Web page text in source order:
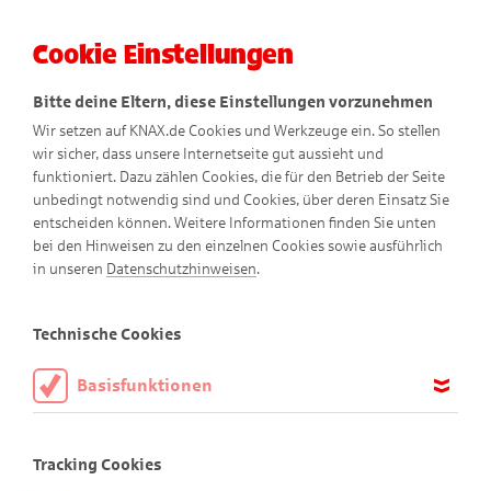
So entsteht ein KNAX-
Co
seinem Team jedes Jahr viele neue und lustige Geschichten.
Cookie Einstellungen
Bitte deine Eltern, diese Einstellungen vorzunehmen
Wir setzen auf KNAX.de Cookies und Werkzeuge ein. So stellen
wir sicher, dass unsere Internetseite gut aussieht und
funktioniert. Dazu zählen Cookies, die für den Betrieb der Seite
unbedingt notwendig sind und Cookies, über deren Einsatz Sie
entscheiden können. Weitere Informationen finden Sie unten
bei den Hinweisen zu den einzelnen Cookies sowie ausführlich
in unseren Datenschutzhinweisen.
Technische Cookies
Basisfunktionen
aktiviert sein.
Tracking Cookies